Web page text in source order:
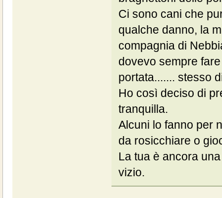
Ci sono cani che
qualche danno, la
compagnia di
dovevo sempre
portata....... stesso
Ho così deciso di
tranquilla.
Alcuni lo fanno per
da rosicchiare o
La tua è ancora
vizio.